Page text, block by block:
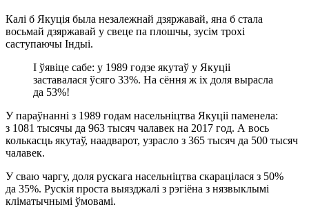
Калі б Якуція была незалежнай дзяржавай, яна б стала
восьмай дзяржавай у свеце па плошчы, зусім трохі
саступаючы Індыі.
І ўявіце сабе: у 1989 годзе якутаў у Якуціі
заставалася ўсяго 33%. На сёння ж іх доля вырасла
да 53%!
У параўнанні з 1989 годам насельніцтва Якуціі паменела:
з 1081 тысячы да 963 тысяч чалавек на 2017 год. А вось
колькасць якутаў, наадварот, узрасло з 365 тысяч да 500 тысяч
чалавек.
У сваю чаргу, доля рускага насельніцтва скарацілася з 50%
да 35%. Рускія проста выязджалі з рэгіёна з нязвыклымі
кліматычнымі ўмовамі.